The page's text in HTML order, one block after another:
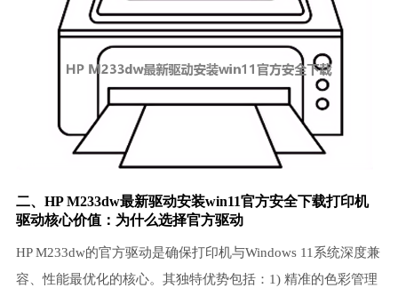
二、HP M233dw最新驱动安装win11官方安全下载打印机
驱动核心价值：为什么选择官方驱动
HP M233dw的官方驱动是确保打印机与Windows 11系统深度兼
容、性能最优化的核心。其独特优势包括：1) 精准的色彩管理